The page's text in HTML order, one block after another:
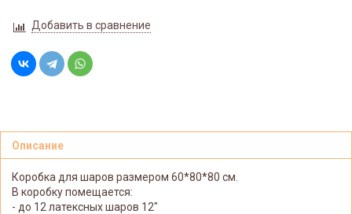
Добавить в сравнение
Описание
Коробка для шаров размером 60*80*80 см.
В коробку помещается:
- до 12 латексных шаров 12"